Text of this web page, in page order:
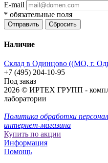
E-mail
* обязательные поля
Отправить Сбросить
Наличие
Склад в Одинцово ((МО, г.
+7 (495) 204-10-95
Под заказ
2026 © ИРТЕХ ГРУПП -
лаборатории
Политика обработки
интернет-магазина
Купить по акции
Информация
Помощь